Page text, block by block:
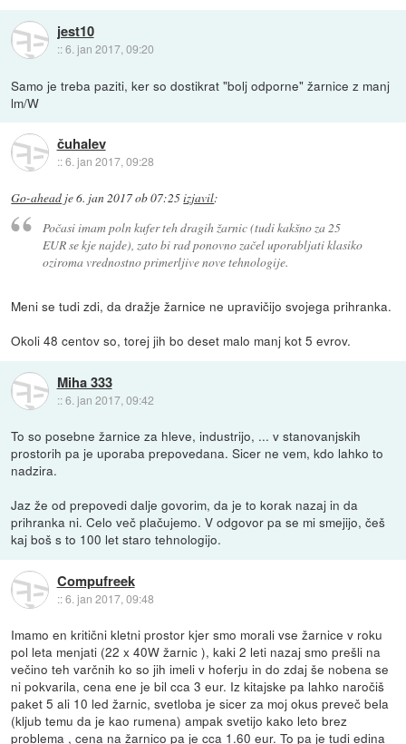
jest10
::6. jan 2017, 09:20
Samo je treba paziti, ker so dostikrat "bolj odporne" žarnice z manj
lm/W
čuhalev
::6. jan 2017, 09:28
Go-ahead je6. jan 2017 ob 07:25izjavil:
Počasi imam poln kufer teh dragih žarnic (tudi kakšno za 25
EUR se kje najde), zato bi rad ponovno začel uporabljati klasiko
oziroma vrednostno primerljive nove tehnologije.
Meni se tudi zdi, da dražje žarnice ne upravičijo svojega prihranka.
Okoli 48 centov so, torej jih bo deset malo manj kot 5 evrov.
Miha 333
::6. jan 2017, 09:42
To so posebne žarnice za hleve, industrijo, ... v stanovanjskih
prostorih pa je uporaba prepovedana. Sicer ne vem, kdo lahko to
nadzira.
Jaz že od prepovedi dalje govorim, da je to korak nazaj in da
prihranka ni. Celo več plačujemo. V odgovor pa se mi smejijo, češ
kaj boš s to 100 let staro tehnologijo.
Compufreek
::6. jan 2017, 09:48
Imamo en kritični kletni prostor kjer smo morali vse žarnice v roku
pol leta menjati (22 x 40W žarnic ), kaki 2 leti nazaj smo prešli na
večino teh varčnih ko so jih imeli v hoferju in do zdaj še nobena se
ni pokvarila, cena ene je bil cca 3 eur. Iz kitajske pa lahko naročiš
paket 5 ali 10 led žarnic, svetloba je sicer za moj okus preveč bela
(kljub temu da je kao rumena) ampak svetijo kako leto brez
problema , cena na žarnico pa je cca 1.60 eur. To pa je tudi edina